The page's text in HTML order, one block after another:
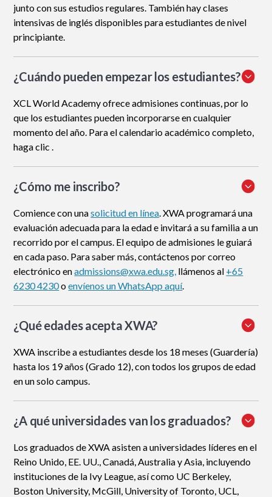
junto con sus estudios regulares. También hay clases
intensivas de inglés disponibles para estudiantes de nivel
principiante.
¿Cuándo pueden empezar los estudiantes?
XCL World Academy ofrece admisiones continuas, por lo
que los estudiantes pueden incorporarse en cualquier
momento del año. Para el calendario académico completo,
haga clic .
¿Cómo me inscribo?
Comience con unasolicitud en línea. XWA programará una
evaluación adecuada para la edad e invitará a su familia a un
recorrido por el campus. El equipo de admisiones le guiará
en cada paso. Para saber más, contáctenos por correo
electrónico enadmissions@xwa.edu.sg, llámenos al +65
6230 4230oenvíenos un WhatsApp aquí.
¿Qué edades acepta XWA?
XWA inscribe a estudiantes desde los 18 meses (Guardería)
hasta los 19 años (Grado 12), con todos los grupos de edad
en un solo campus.
¿A qué universidades van los graduados?
Los graduados de XWA asisten a universidades líderes en el
Reino Unido, EE. UU., Canadá, Australia y Asia, incluyendo
instituciones de la Ivy League, así como UC Berkeley,
Boston University, McGill, University of Toronto, UCL,